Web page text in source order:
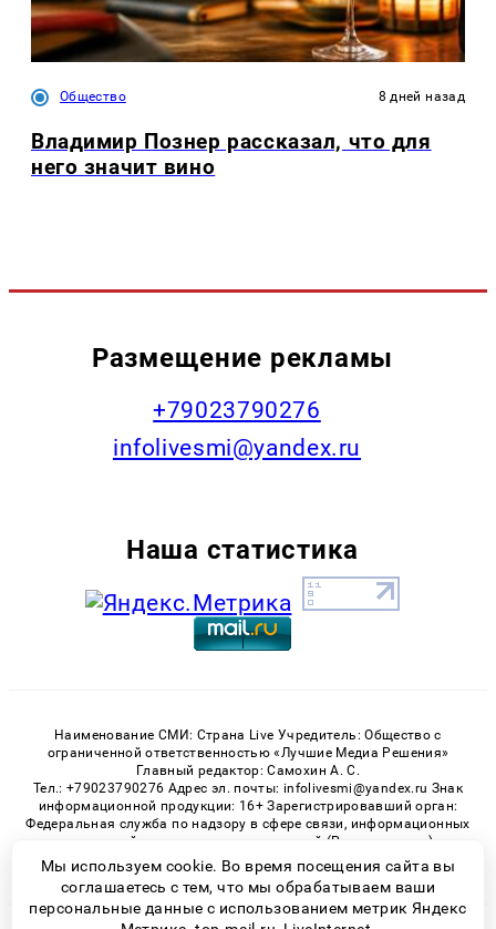
Общество 8 дней назад
Владимир Познер рассказал, что для
него значит вино
Размещение рекламы
+79023790276
infolivesmi@yandex.ru
Наша статистика
Наименование СМИ: Страна Live Учредитель: Общество с
ограниченной ответственностью «Лучшие Медиа Решения»
Главный редактор: Самохин А. С.
Тел.: +79023790276 Адрес эл. почты: infolivesmi@yandex.ru Знак
информационной продукции: 16+ Зарегистрировавший орган:
Федеральная служба по надзору в сфере связи, информационных
технологий и массовых коммуникаций (Роскомнадзор)
Регистрационный номер СМИ ЭЛ № ФС 77 - 82538 от 21.01.2022
Мы используем cookie. Во время посещения сайта вы
соглашаетесь с тем, что мы обрабатываем ваши
персональные данные с использованием метрик Яндекс